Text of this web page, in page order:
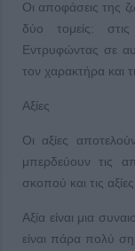
Οι αποφάσεις της
δύο τομείς:
Εντρυφώντας σε
τον χαρακτήρα και
Αξίες
Οι αξίες
μπερδεύουν τις
σκοπού και τις
Αξία είναι μια
είναι πάρα πολύ